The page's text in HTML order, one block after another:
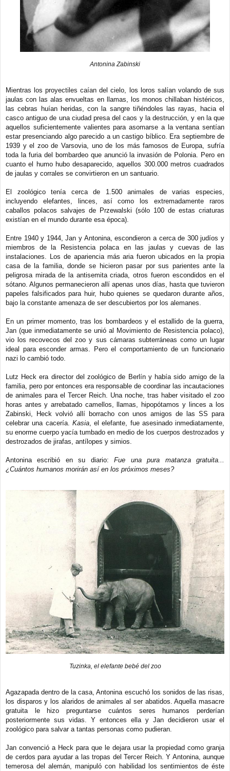
Antonina Zabinski
Mientras los proyectiles caían del cielo, los loros salían volando de sus
jaulas con las alas envueltas en llamas, los monos chillaban histéricos,
las cebras huían heridas, con la sangre tiñéndoles las rayas, hacia el
casco antiguo de una ciudad presa del caos y la destrucción, y en la que
aquellos suficientemente valientes para asomarse a la ventana sentían
estar presenciando algo parecido a un castigo bíblico. Era septiembre de
1939 y el zoo de Varsovia, uno de los más famosos de Europa, sufría
toda la furia del bombardeo que anunció la invasión de Polonia. Pero en
cuanto el humo hubo desaparecido, aquellos 300.000 metros cuadrados
de jaulas y corrales se convirtieron en un santuario.
El zoológico tenía cerca de 1.500 animales de varias especies,
incluyendo elefantes, linces, así como los extremadamente raros
caballos polacos salvajes de Przewalski (sólo 100 de estas criaturas
existían en el mundo durante esa época).
Entre 1940 y 1944, Jan y Antonina, escondieron a cerca de 300 judíos y
miembros de la Resistencia polaca en las jaulas y cuevas de las
instalaciones. Los de apariencia más aria fueron ubicados en la propia
casa de la familia, donde se hicieron pasar por sus parientes ante la
peligrosa mirada de la antisemita criada, otros fueron escondidos en el
sótano. Algunos permanecieron allí apenas unos días, hasta que tuvieron
papeles falsificados para huir, hubo quienes se quedaron durante años,
bajo la constante amenaza de ser descubiertos por los alemanes.
En un primer momento, tras los bombardeos y el estallido de la guerra,
Jan (que inmediatamente se unió al Movimiento de Resistencia polaco),
vio los recovecos del zoo y sus cámaras subterráneas como un lugar
ideal para esconder armas. Pero el comportamiento de un funcionario
nazi lo cambió todo.
Lutz Heck era director del zoológico de Berlín y había sido amigo de la
familia, pero por entonces era responsable de coordinar las incautaciones
de animales para el Tercer Reich. Una noche, tras haber visitado el zoo
horas antes y arrebatado camellos, llamas, hipopótamos y linces a los
Zabinski, Heck volvió allí borracho con unos amigos de las SS para
celebrar una cacería. Kasia, el elefante, fue asesinado inmediatamente,
su enorme cuerpo yacía tumbado en medio de los cuerpos destrozados y
destrozados de jirafas, antílopes y simios.
Antonina escribió en su diario:Fue una pura matanza gratuita...
¿Cuántos humanos morirán así en los próximos meses?
Tuzinka, el elefante bebé del zoo
Agazapada dentro de la casa, Antonina escuchó los sonidos de las risas,
los disparos y los alaridos de animales al ser abatidos. Aquella masacre
gratuita le hizo preguntarse cuántos seres humanos perderían
posteriormente sus vidas. Y entonces ella y Jan decidieron usar el
zoológico para salvar a tantas personas como pudieran.
Jan convenció a Heck para que le dejara usar la propiedad como granja
de cerdos para ayudar a las tropas del Tercer Reich. Y Antonina, aunque
temerosa del alemán, manipuló con habilidad los sentimientos de éste